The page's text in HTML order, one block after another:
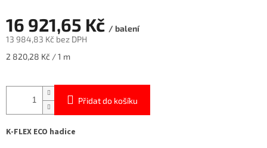
16 921,65 Kč / balení
13 984,83 Kč bez DPH
Měrná
2 820,28 Kč / 1 m
Přidat do košíku
K-FLEX ECO hadice